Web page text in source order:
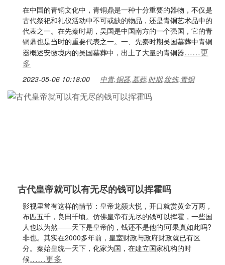
在中国的青铜文化中，青铜鼎是一种十分重要的器物，不仅是
古代祭祀和礼仪活动中不可或缺的物品，还是青铜艺术品中的
代表之一。在先秦时期，吴国是中国南方的一个强国，它的青
铜鼎也是当时的重要代表之一。一、先秦时期吴国墓葬中青铜
器概述安徽境内的吴国墓葬中，出土了大量的青铜器……更
多
2023-05-06 10:18:00 中青,铜器,墓葬,时期,纹饰,青铜
古代皇帝就可以有无尽的钱可以挥霍吗
影视里常有这样的情节：皇帝龙颜大悦，开口就赏黄金万两，
布匹五千，良田千顷。仿佛皇帝有无尽的钱可以挥霍，一些国
人也以为然——天下是皇帝的，钱还不是他的!可果真如此吗?
非也。其实在2000多年前，皇室财政与政府财政就已有区
分。秦始皇统一天下，化家为国，在建立国家机构的时
候……更多